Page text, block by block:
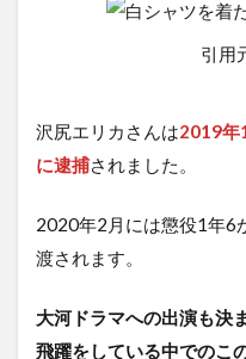
引用
沢尻エリカさんは2019年
に逮捕されました。
2020年2月には懲役1年6
渡されます。
大河ドラマへの出演も決
飛躍をしている中でのこ